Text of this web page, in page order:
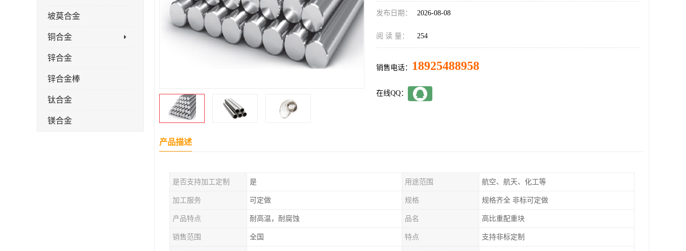
坡莫合金
铜合金
锌合金
锌合金棒
钛合金
镁合金
发布日期： 2026-08-08
阅 读 量： 254
销售电话： 18925488958
在线QQ：
产品描述
是否支持加工定制 是 用途范围 航空、航天、化工等
加工服务 可定做 规格 规格齐全 非标可定做
产品特点 耐高温，耐腐蚀 品名 高比重配重块
销售范围 全国 特点 支持非标定制